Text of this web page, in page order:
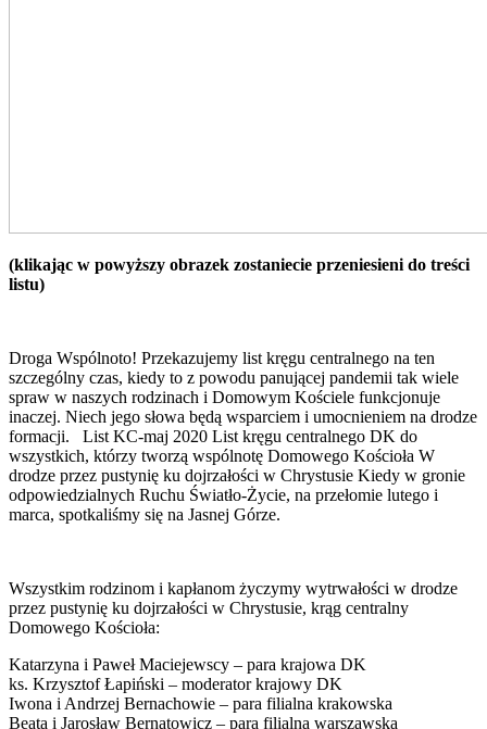
(klikając w powyższy obrazek zostaniecie przeniesieni do treści
listu)
Droga Wspólnoto! Przekazujemy list kręgu centralnego na ten
szczególny czas, kiedy to z powodu panującej pandemii tak wiele
spraw w naszych rodzinach i Domowym Kościele funkcjonuje
inaczej. Niech jego słowa będą wsparciem i umocnieniem na drodze
formacji. List KC-maj 2020 List kręgu centralnego DK do
wszystkich, którzy tworzą wspólnotę Domowego Kościoła W
drodze przez pustynię ku dojrzałości w Chrystusie Kiedy w gronie
odpowiedzialnych Ruchu Światło-Życie, na przełomie lutego i
marca, spotkaliśmy się na Jasnej Górze.
Wszystkim rodzinom i kapłanom życzymy wytrwałości w drodze
przez pustynię ku dojrzałości w Chrystusie, krąg centralny
Domowego Kościoła:
Katarzyna i Paweł Maciejewscy – para krajowa DK
ks. Krzysztof Łapiński – moderator krajowy DK
Iwona i Andrzej Bernachowie – para filialna krakowska
Beata i Jarosław Bernatowicz – para filialna warszawska